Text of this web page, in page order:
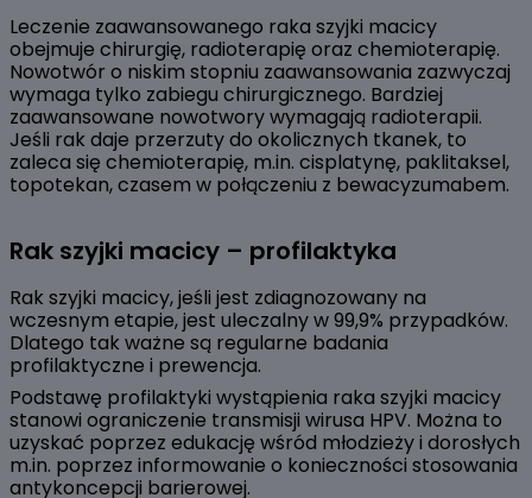
Leczenie zaawansowanego raka szyjki macicy
obejmuje chirurgię, radioterapię oraz chemioterapię.
Nowotwór o niskim stopniu zaawansowania zazwyczaj
wymaga tylko zabiegu chirurgicznego. Bardziej
zaawansowane nowotwory wymagają radioterapii.
Jeśli rak daje przerzuty do okolicznych tkanek, to
zaleca się chemioterapię, m.in. cisplatynę, paklitaksel,
topotekan, czasem w połączeniu z bewacyzumabem.
Rak szyjki macicy – profilaktyka
Rak szyjki macicy, jeśli jest zdiagnozowany na
wczesnym etapie, jest uleczalny w 99,9% przypadków.
Dlatego tak ważne są regularne badania
profilaktyczne i prewencja.
Podstawę profilaktyki wystąpienia raka szyjki macicy
stanowi ograniczenie transmisji wirusa HPV. Można to
uzyskać poprzez edukację wśród młodzieży i dorosłych
m.in. poprzez informowanie o konieczności stosowania
antykoncepcji barierowej.